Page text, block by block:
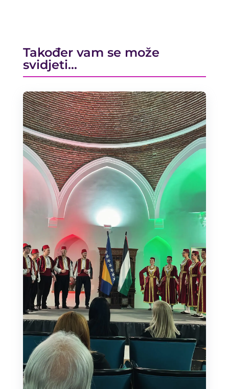
Također vam se može
svidjeti…